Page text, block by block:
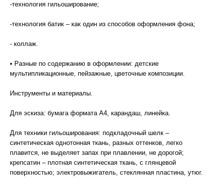
-технология гильоширование;
-технология батик – как один из способов оформления фона;
- коллаж.
• Разные по содержанию в оформлении: детские
мультипликационные, пейзажные, цветочные композиции.
Инструменты и материалы.
Для эскиза: бумага формата А4, карандаш, линейка.
Для техники гильоширования: подкладочный шелк –
синтетическая однотонная ткань, разных оттенков, легко
плавится, не выделяет запах при плавлении, не дорогой;
крепсатин – плотная синтетическая ткань, с глянцевой
поверхностью; электровыжигатель, стеклянная пластина, утюг.